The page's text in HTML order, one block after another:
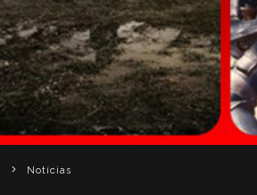
Notícias